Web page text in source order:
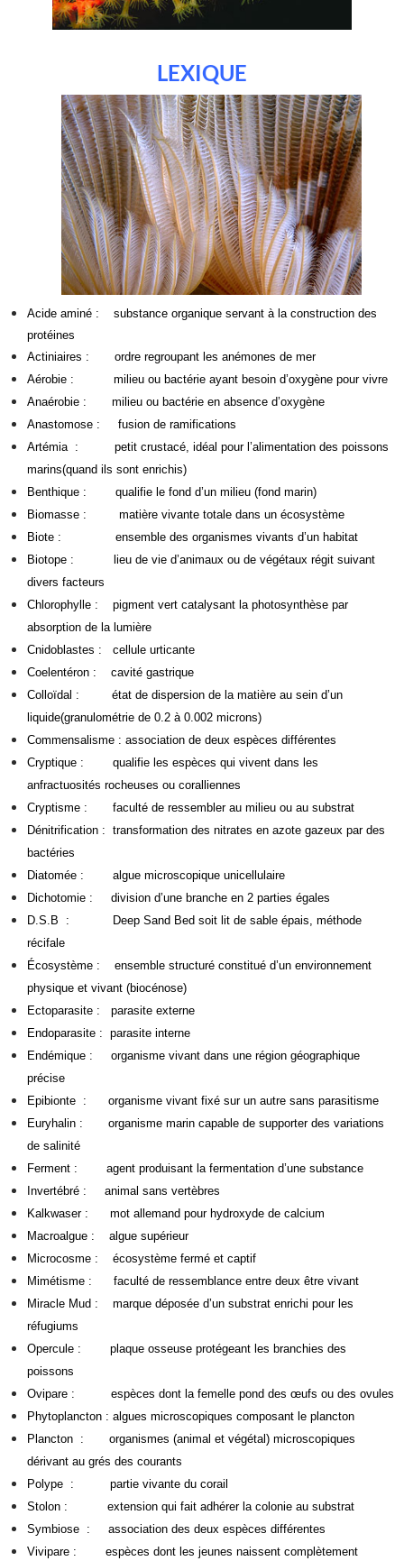
LEXIQUE
Acide aminé : substance organique servant à la construction des
protéines
Actiniaires : ordre regroupant les anémones de mer
Aérobie : milieu ou bactérie ayant besoin d’oxygène pour vivre
Anaérobie : milieu ou bactérie en absence d’oxygène
Anastomose : fusion de ramifications
Artémia : petit crustacé, idéal pour l’alimentation des poissons
marins(quand ils sont enrichis)
Benthique : qualifie le fond d’un milieu (fond marin)
Biomasse : matière vivante totale dans un écosystème
Biote : ensemble des organismes vivants d’un habitat
Biotope : lieu de vie d’animaux ou de végétaux régit suivant
divers facteurs
Chlorophylle : pigment vert catalysant la photosynthèse par
absorption de la lumière
Cnidoblastes : cellule urticante
Coelentéron : cavité gastrique
Colloïdal : état de dispersion de la matière au sein d’un
liquide(granulométrie de 0.2 à 0.002 microns)
Commensalisme : association de deux espèces différentes
Cryptique : qualifie les espèces qui vivent dans les
anfractuosités rocheuses ou coralliennes
Cryptisme : faculté de ressembler au milieu ou au substrat
Dénitrification : transformation des nitrates en azote gazeux par des
bactéries
Diatomée : algue microscopique unicellulaire
Dichotomie : division d’une branche en 2 parties égales
D.S.B : Deep Sand Bed soit lit de sable épais, méthode
récifale
Écosystème : ensemble structuré constitué d’un environnement
physique et vivant (biocénose)
Ectoparasite : parasite externe
Endoparasite : parasite interne
Endémique : organisme vivant dans une région géographique
précise
Epibionte : organisme vivant fixé sur un autre sans parasitisme
Euryhalin : organisme marin capable de supporter des variations
de salinité
Ferment : agent produisant la fermentation d’une substance
Invertébré : animal sans vertèbres
Kalkwaser : mot allemand pour hydroxyde de calcium
Macroalgue : algue supérieur
Microcosme : écosystème fermé et captif
Mimétisme : faculté de ressemblance entre deux être vivant
Miracle Mud : marque déposée d’un substrat enrichi pour les
réfugiums
Opercule : plaque osseuse protégeant les branchies des
poissons
Ovipare : espèces dont la femelle pond des œufs ou des ovules
Phytoplancton : algues microscopiques composant le plancton
Plancton : organismes (animal et végétal) microscopiques
dérivant au grés des courants
Polype : partie vivante du corail
Stolon : extension qui fait adhérer la colonie au substrat
Symbiose : association des deux espèces différentes
Vivipare : espèces dont les jeunes naissent complètement